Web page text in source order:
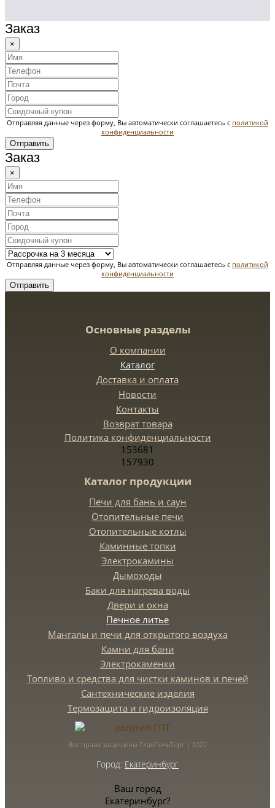
Заказ
×
Отправляя данные через форму, Вы автоматически соглашаетесь с политикой
конфиденциальности
Отправить
Заказ
×
Отправляя данные через форму, Вы автоматически соглашаетесь с политикой
конфиденциальности
Отправить
Основные разделы
О компании
Каталог
Доставка и оплата
Новости
Контакты
Возврат товара
Политика конфиденциальности
153681
157930
Каталог продукции
Печи для бань и саун
Отопительные печи
Отопительные котлы
Каминные топки
Электрокамины
Дымоходы
Баки для нагрева воды
Двери и окна
Печное литье
Мангалы и печи для открытого воздуха
Камни для бани
Электрокаменки
Топливо и средства для чистки каминов и печей
Сантехнические изделия
Термозащита и гидроизоляция
Все права защищены ГлавПечьТорг | 2022
Город: Екатеринбург
Ваш город
Екатеринбург?